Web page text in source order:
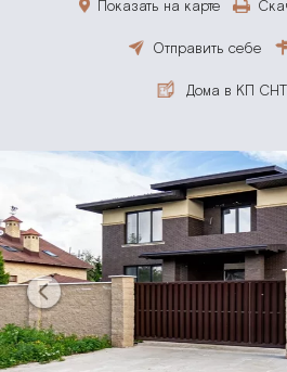
Показать на карте
Отправить себе
Дома в КП